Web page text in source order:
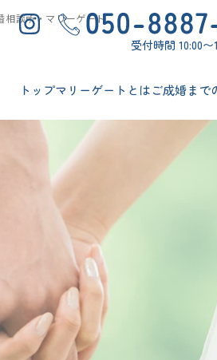
相談所・マリーゲート
受付時間 10:00
トップマリーゲートとはご成婚まで